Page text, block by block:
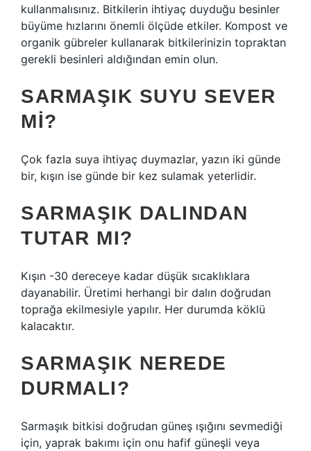
kullanmalısınız. Bitkilerin ihtiyaç duyduğu besinler
büyüme hızlarını önemli ölçüde etkiler. Kompost ve
organik gübreler kullanarak bitkilerinizin topraktan
gerekli besinleri aldığından emin olun.
SARMAŞIK SUYU SEVER
MI?
Çok fazla suya ihtiyaç duymazlar, yazın iki günde
bir, kışın ise günde bir kez sulamak yeterlidir.
SARMAŞIK DALINDAN
TUTAR MI?
Kışın -30 dereceye kadar düşük sıcaklıklara
dayanabilir. Üretimi herhangi bir dalın doğrudan
toprağa ekilmesiyle yapılır. Her durumda köklü
kalacaktır.
SARMAŞIK NEREDE
DURMALI?
Sarmaşık bitkisi doğrudan güneş ışığını sevmediği
için, yaprak bakımı için onu hafif güneşli veya